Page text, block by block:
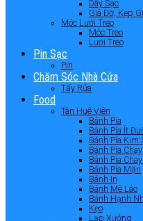
Dây Sạc
Giá Đỡ, Kẹp
Móc Lưới Treo
Móc Treo
Lưới Treo
Pin Sạc
Pin
Chăm Sóc Nhà Cửa
Tẩy Rửa
Food
Tân Huê Viên
Bánh Pía
Bánh Pía Ít
Bánh Pía Kim
Bánh Pía Chay
Bánh Pía
Bánh Pía Mặn
Bánh In
Bánh Mè Láo
Bánh Hạnh
Kẹo
Lạp Xưởng